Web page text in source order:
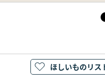
ほしいものリス